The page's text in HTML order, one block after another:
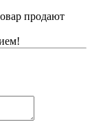
продают